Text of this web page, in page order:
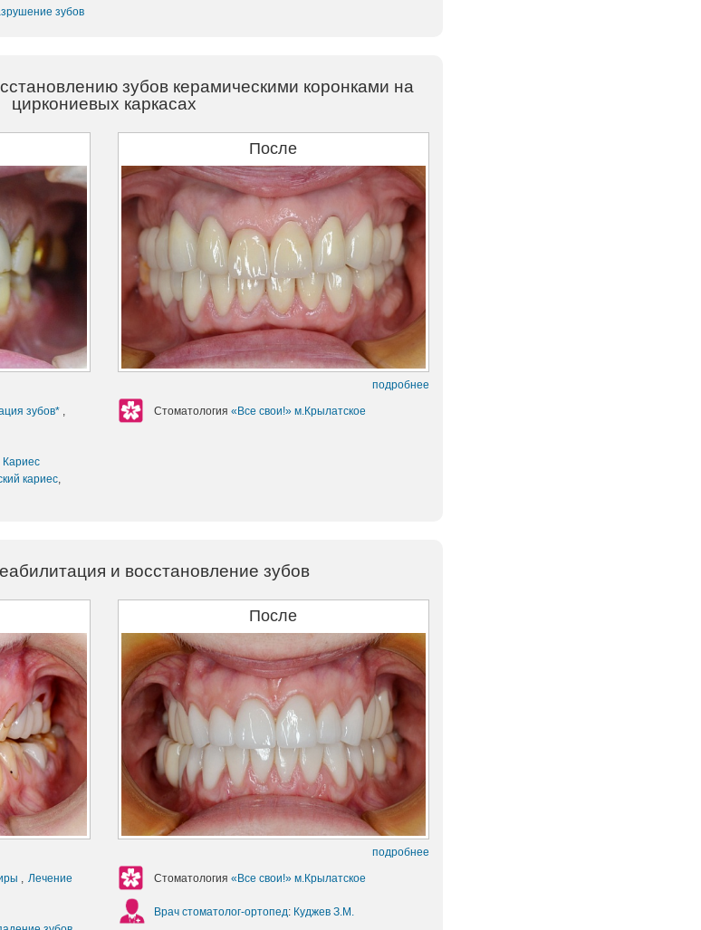
зубов
зубов керамическими коронками на
циркониевых каркасах
После
подробнее
зубов* ,
Кариес
кариес,
Стоматология «Все свои!» м.Крылатское
и восстановление зубов
После
подробнее
, Лечение
Стоматология «Все свои!» м.Крылатское
Врач стоматолог-ортопед: Куджев З.М.